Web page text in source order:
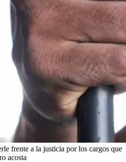
frente a la justicia por los cargos que
acosta